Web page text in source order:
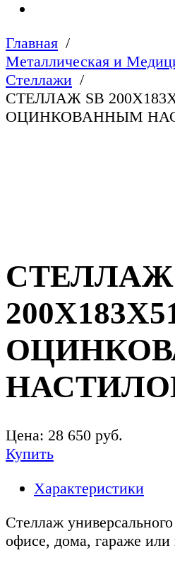
Главная
Металлическая и
Стеллажи
СТЕЛЛАЖ SB
ОЦИНКОВАННЫМ
СТЕЛЛАЖ
Цена: 28 650 руб.
Купить
Характеристики
Стеллаж
офисе, дома, гараже или